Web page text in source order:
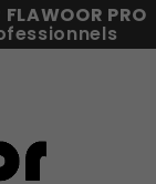
FLAWOOR PRO